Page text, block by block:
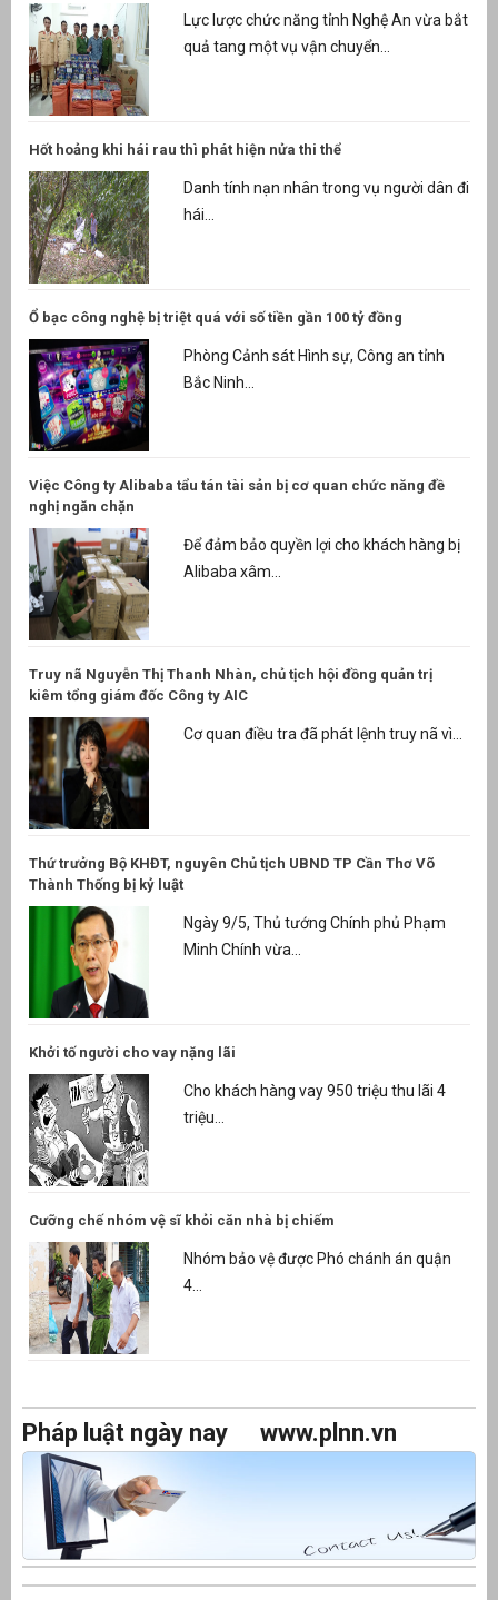
Lực lược chức năng tỉnh Nghệ An vừa bắt
quả tang một vụ vận chuyển...
Hốt hoảng khi hái rau thì phát hiện nửa thi thể
Danh tính nạn nhân trong vụ người dân đi
hái...
Ổ bạc công nghệ bị triệt quá với số tiền gần 100 tỷ đồng
Phòng Cảnh sát Hình sự, Công an tỉnh
Bắc Ninh...
Việc Công ty Alibaba tẩu tán tài sản bị cơ quan chức năng đề
nghị ngăn chặn
Để đảm bảo quyền lợi cho khách hàng bị
Alibaba xâm...
Truy nã Nguyễn Thị Thanh Nhàn, chủ tịch hội đồng quản trị
kiêm tổng giám đốc Công ty AIC
Cơ quan điều tra đã phát lệnh truy nã vì...
Thứ trưởng Bộ KHĐT, nguyên Chủ tịch UBND TP Cần Thơ Võ
Thành Thống bị kỷ luật
Ngày 9/5, Thủ tướng Chính phủ Phạm
Minh Chính vừa...
Khởi tố người cho vay nặng lãi
Cho khách hàng vay 950 triệu thu lãi 4
triệu...
Cưỡng chế nhóm vệ sĩ khỏi căn nhà bị chiếm
Nhóm bảo vệ được Phó chánh án quận
4...
Pháp luật ngày nay www.plnn.vn